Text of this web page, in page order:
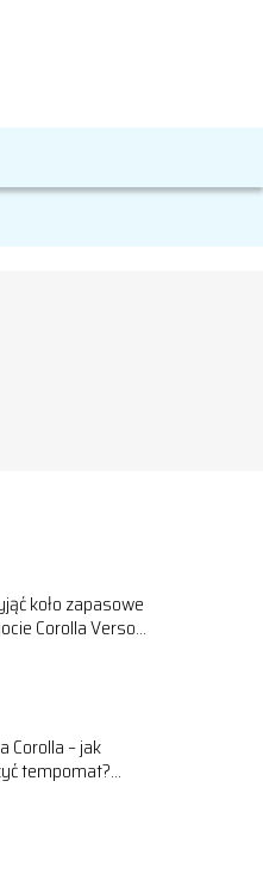
koło zapasowe
Corolla Verso?
Corolla – jak
tempomat?